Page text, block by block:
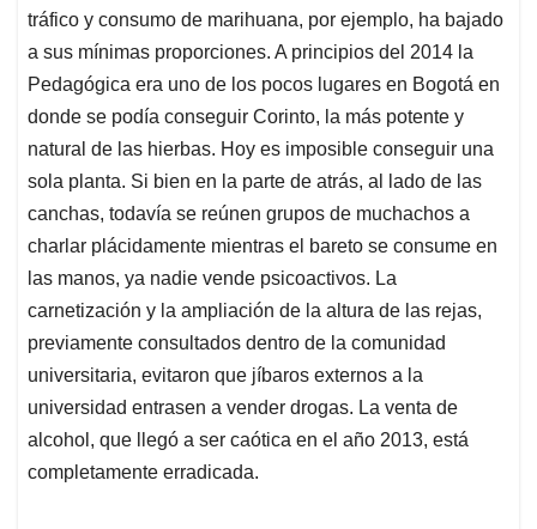
tráfico y consumo de marihuana, por ejemplo, ha bajado
a sus mínimas proporciones. A principios del 2014 la
Pedagógica era uno de los pocos lugares en Bogotá en
donde se podía conseguir Corinto, la más potente y
natural de las hierbas. Hoy es imposible conseguir una
sola planta. Si bien en la parte de atrás, al lado de las
canchas, todavía se reúnen grupos de muchachos a
charlar plácidamente mientras el bareto se consume en
las manos, ya nadie vende psicoactivos. La
carnetización y la ampliación de la altura de las rejas,
previamente consultados dentro de la comunidad
universitaria, evitaron que jíbaros externos a la
universidad entrasen a vender drogas. La venta de
alcohol, que llegó a ser caótica en el año 2013, está
completamente erradicada.